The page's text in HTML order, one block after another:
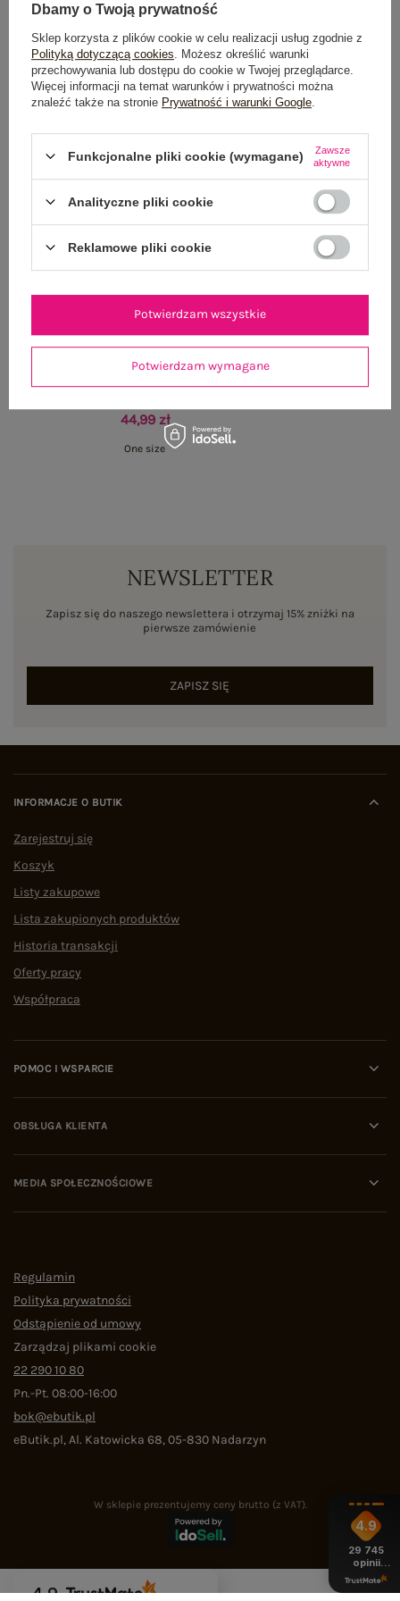
44,99 zł
One size
NEWSLETTER
Zapisz się do naszego newslettera i otrzymaj 15% zniżki na
pierwsze zamówienie
ZAPISZ SIĘ
INFORMACJE O BUTIK
Zarejestruj się
Koszyk
Listy zakupowe
Lista zakupionych produktów
Historia transakcji
Oferty pracy
Współpraca
POMOC I WSPARCIE
OBSŁUGA KLIENTA
MEDIA SPOŁECZNOŚCIOWE
Regulamin
Polityka prywatności
Odstąpienie od umowy
Zarządzaj plikami cookie
22 290 10 80
Pn.-Pt. 08:00-16:00
bok@ebutik.pl
eButik.pl,Al. Katowicka 68,05-830 Nadarzyn
W sklepie prezentujemy ceny brutto (z VAT).
4.9
4.9
29 745
opinii
z całego
Dbamy o Twoją prywatność
Sklep korzysta z plików cookie w celu realizacji usług zgodnie z
Polityką dotyczącą cookies . Możesz określić warunki
przechowywania lub dostępu do cookie w Twojej przeglądarce.
Więcej informacji na temat warunków i prywatności można
znaleźć także na stronie Prywatność i warunki Google
Funkcjonalne pliki cookie (wymagane)
Zawsze
aktywne
Analityczne pliki cookie
Reklamowe pliki cookie
Potwierdzam wymagane
Potwierdzam wszystkie